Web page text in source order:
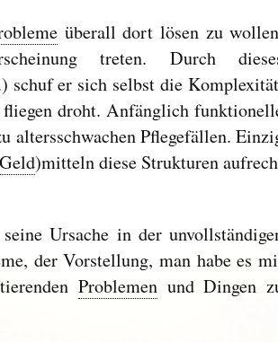
überall dort lösen zu
treten. Durch
schuf er sich selbst die
droht. Anfänglich
altersschwachen Pflegefällen.
Geld)mitteln diese Strukturen
Ursache in der
der Vorstellung, man habe es
Problemenund Dingen